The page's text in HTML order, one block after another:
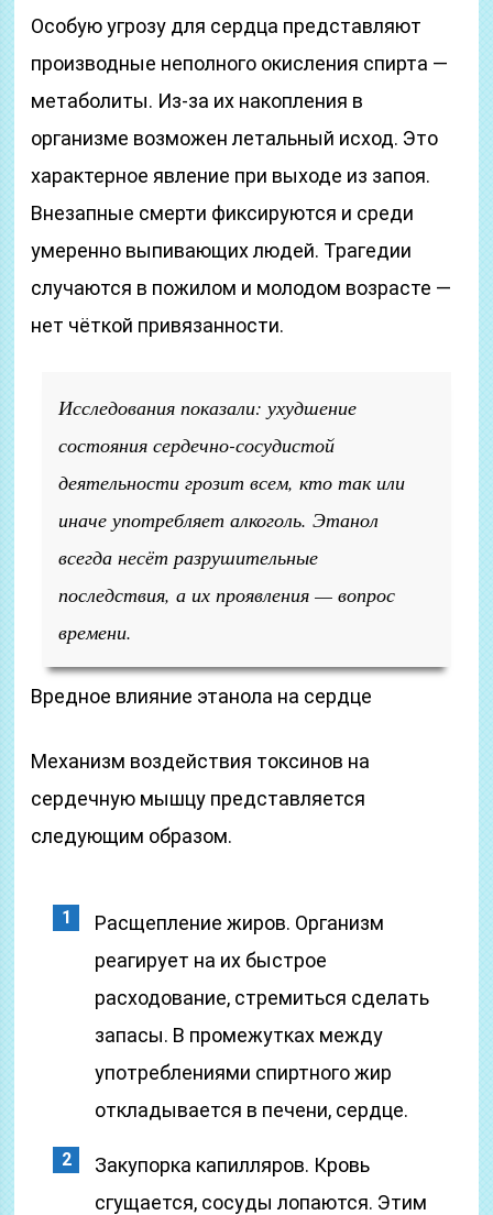
Особую угрозу для сердца представляют
производные неполного окисления спирта —
метаболиты. Из-за их накопления в
организме возможен летальный исход. Это
характерное явление при выходе из запоя.
Внезапные смерти фиксируются и среди
умеренно выпивающих людей. Трагедии
случаются в пожилом и молодом возрасте —
нет чёткой привязанности.
Исследования показали: ухудшение
состояния сердечно-сосудистой
деятельности грозит всем, кто так или
иначе употребляет алкоголь. Этанол
всегда несёт разрушительные
последствия, а их проявления — вопрос
времени.
Вредное влияние этанола на сердце
Механизм воздействия токсинов на
сердечную мышцу представляется
следующим образом.
Расщепление жиров. Организм
реагирует на их быстрое
расходование, стремиться сделать
запасы. В промежутках между
употреблениями спиртного жир
откладывается в печени, сердце.
Закупорка капилляров. Кровь
сгущается, сосуды лопаются. Этим